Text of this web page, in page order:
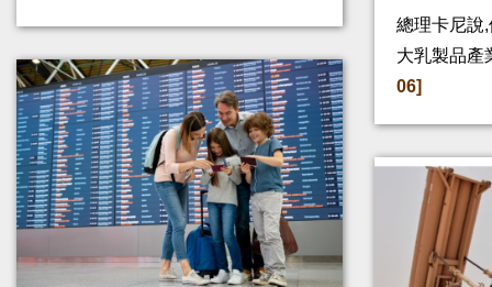
總理卡尼說
大乳製品產
06]